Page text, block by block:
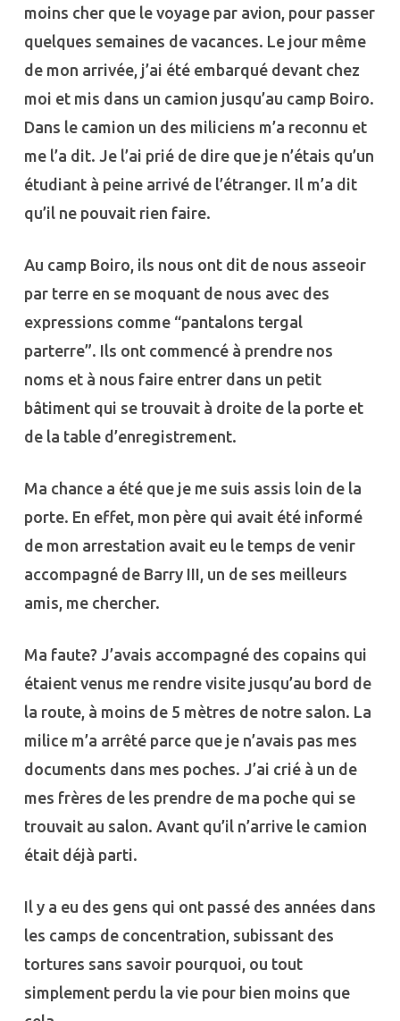
moins cher que le voyage par avion, pour passer
quelques semaines de vacances. Le jour même
de mon arrivée, j’ai été embarqué devant chez
moi et mis dans un camion jusqu’au camp Boiro.
Dans le camion un des miliciens m’a reconnu et
me l’a dit. Je l’ai prié de dire que je n’étais qu’un
étudiant à peine arrivé de l’étranger. Il m’a dit
qu’il ne pouvait rien faire.
Au camp Boiro, ils nous ont dit de nous asseoir
par terre en se moquant de nous avec des
expressions comme “pantalons tergal
parterre”. Ils ont commencé à prendre nos
noms et à nous faire entrer dans un petit
bâtiment qui se trouvait à droite de la porte et
de la table d’enregistrement.
Ma chance a été que je me suis assis loin de la
porte. En effet, mon père qui avait été informé
de mon arrestation avait eu le temps de venir
accompagné de Barry III, un de ses meilleurs
amis, me chercher.
Ma faute? J’avais accompagné des copains qui
étaient venus me rendre visite jusqu’au bord de
la route, à moins de 5 mètres de notre salon. La
milice m’a arrêté parce que je n’avais pas mes
documents dans mes poches. J’ai crié à un de
mes frères de les prendre de ma poche qui se
trouvait au salon. Avant qu’il n’arrive le camion
était déjà parti.
Il y a eu des gens qui ont passé des années dans
les camps de concentration, subissant des
tortures sans savoir pourquoi, ou tout
simplement perdu la vie pour bien moins que